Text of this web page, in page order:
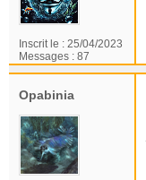
Inscrit le : 25/04/2023
Messages : 87
Opabinia